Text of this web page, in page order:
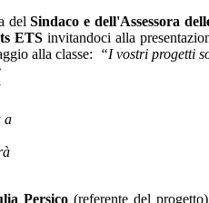
delSindaco e dell'Assessora
ETS invitandoci alla
alla classe:
“I vostri progetti
a
Persico (referente del